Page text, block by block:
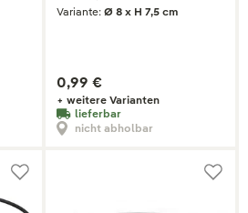
Variante: Ø 8 x H 7,5 cm
0,99 €
+ weitere Varianten
lieferbar
nicht abholbar